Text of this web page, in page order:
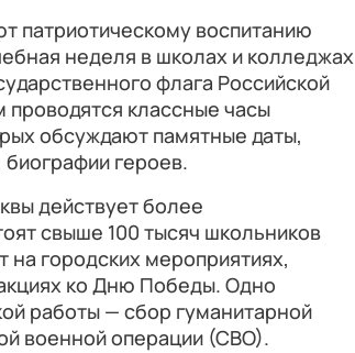
патриотическому воспитанию
неделя в школах и колледжах
флага Российской
классные часы
обсуждают памятные даты,
героев.
действует более
свыше 100 тысяч школьников
городских мероприятиях,
ко Дню Победы. Одно
работы — сбор гуманитарной
военной операции (СВО).